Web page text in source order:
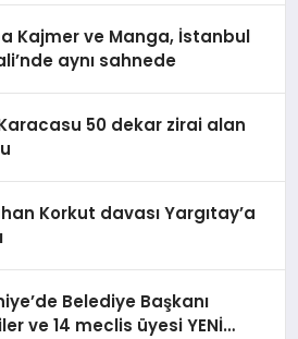
Kajmer ve Manga, İstanbul
aynı sahnede
50 dekar zirai alan
Korkut davası Yargıtay’a
Belediye Başkanı
ve 14 meclis üyesi YENİ